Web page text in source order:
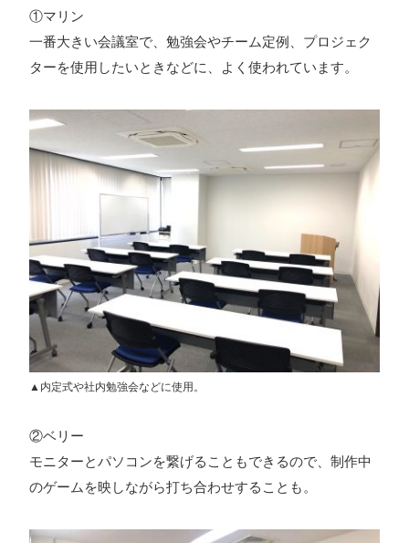
ストラン
ログラム愛 #ゆるめの日常 #中途採用 #事業内容 #事業
日 #会社行事 #会社説明会 #何もわからん #健康企業宣
#健康優良法人 #入社式 #制作進行・ゲーム
PM #制作進行・進行管理・ゲームPM #勉強会 #受託
#採用 #採用向け #新卒採用 #歓迎会
#看板 #研修 #社員紹介 #社長 #社長インタビュー
福利厚生 #第3の賃上げ #総務人事 #自社プロジェクト・
サービス #行事 #選考 #面接
株式会社シフォン
東京都千代田区内神田2-12-5 内山ビル 3F
GoogleMaps
プライバシーポリシー
ソーシャルメディアガイドライン
①マリン
一番大きい会議室で、勉強会やチーム定例、プロジェク
ターを使用したいときなどに、よく使われています。
▲内定式や社内勉強会などに使用。
②ベリー
モニターとパソコンを繋げることもできるので、制作中
のゲームを映しながら打ち合わせすることも。